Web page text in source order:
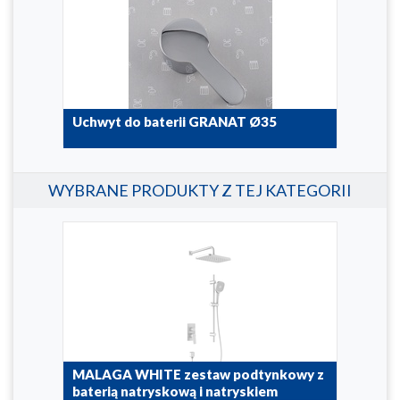
Uchwyt do baterii GRANAT Ø35
WYBRANE PRODUKTY Z TEJ KATEGORII
MALAGA WHITE zestaw podtynkowy z
baterią natryskową i natryskiem